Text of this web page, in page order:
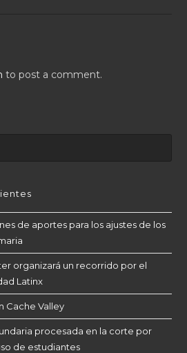
to post a comment.
de aportes para los ajustes de los
organizará un recorrido por el
Latinx
Cache Valley
procesada en la corte por
de estudiantes